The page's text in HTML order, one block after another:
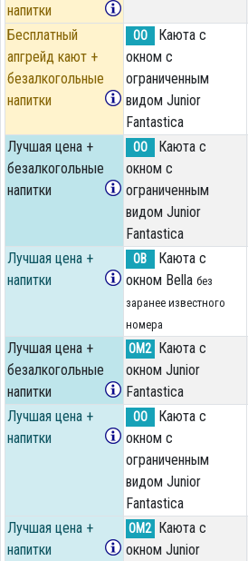
напитки
Бесплатный
апгрейд кают +
безалкогольные
напитки
OO
Каюта с
окном с
ограниченным
видом Junior
Fantastica
Лучшая цена +
безалкогольные
напитки
OO
Каюта с
окном с
ограниченным
видом Junior
Fantastica
Лучшая цена +
напитки
OB
Каюта с
окном Bella без
заранее известного
номера
Лучшая цена +
безалкогольные
напитки
OM2 Каюта с
окном Junior
Fantastica
Лучшая цена +
напитки
OO
Каюта с
окном с
ограниченным
видом Junior
Fantastica
Лучшая цена +
напитки
OM2 Каюта с
окном Junior